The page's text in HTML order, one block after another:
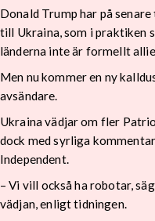
Donald Trump har på
till Ukraina, som i praktiken
länderna inte är formellt
Men nu kommer en ny
avsändare.
Ukraina vädjar om fler
dock med syrliga
Independent.
– Vi vill också ha robotar,
vädjan, enligt tidningen.